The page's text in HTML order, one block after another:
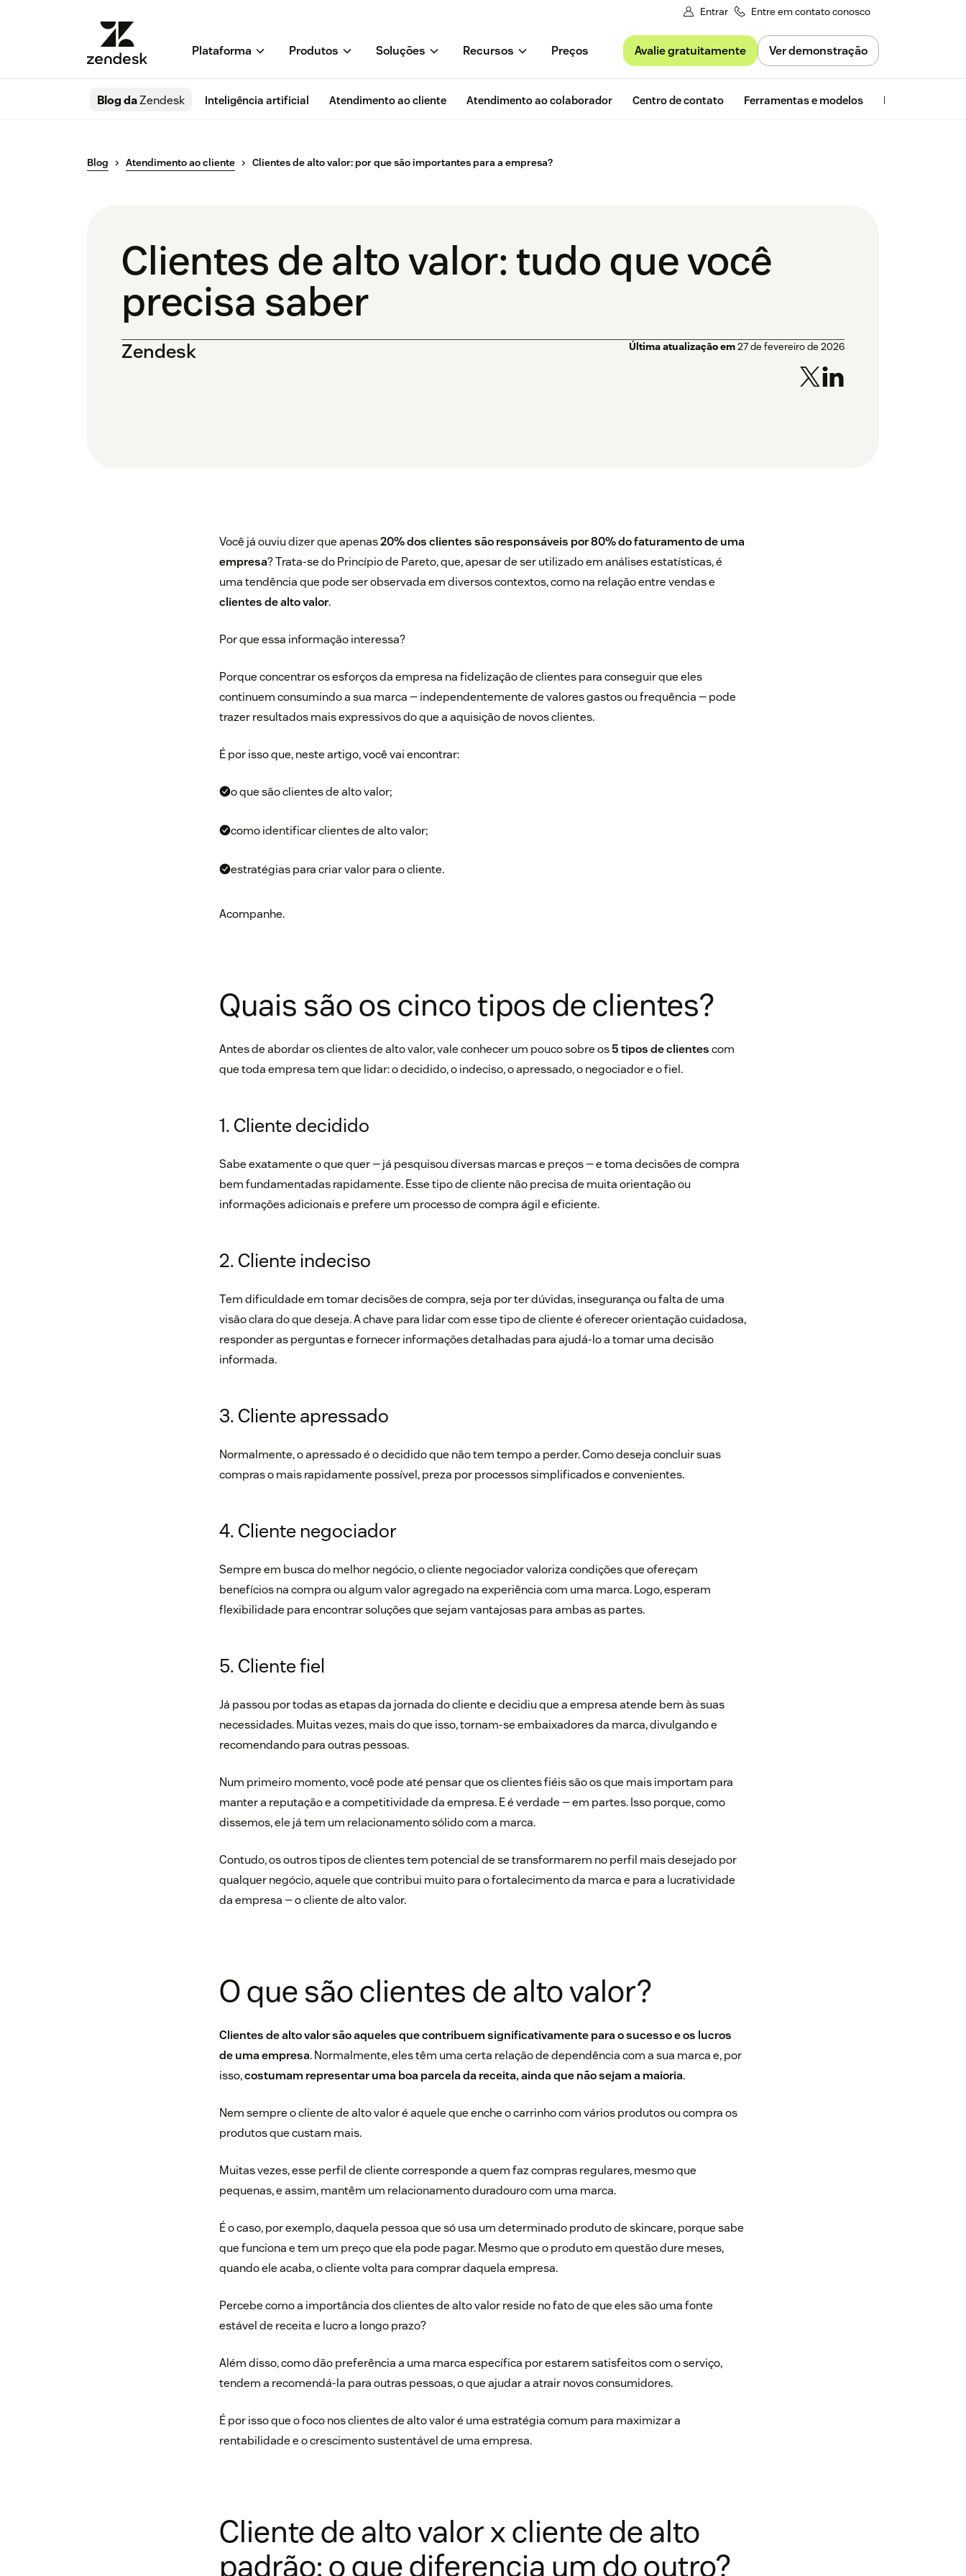
Entrar Entre em contato conosco
Plataforma Produtos Soluções Recursos Preços Avalie gratuitamente Ver demonstração
Blog daZendesk Inteligência artificial Atendimento ao cliente Atendimento ao colaborador Centro de contato Ferramentas e modelos Insights da
Blog Atendimento ao cliente Clientes de alto valor: por que são importantes para a empresa?
Clientes de alto valor: tudo que você
precisa saber
Zendesk Última atualização em27 de fevereiro de 2026
Você já ouviu dizer que apenas20% dos clientes são responsáveis por 80% do faturamento de uma
empresa? Trata-se doPrincípio de Pareto, que, apesar de ser utilizado em análises estatísticas, é
uma tendência que pode ser observada em diversos contextos, como na relação entre vendas e
clientes de alto valor.
Por que essa informação interessa?
Porque concentrar os esforços da empresa na fidelização de clientes para conseguir que eles
continuem consumindo a sua marca — independentemente de valores gastos ou frequência — pode
trazer resultados mais expressivos do que a aquisição de novos clientes.
É por isso que, neste artigo, você vai encontrar:
o que são clientes de alto valor;
como identificar clientes de alto valor;
estratégias para criar valor para o cliente.
Acompanhe.
Quais são os cinco tipos de clientes?
Antes de abordar os clientes de alto valor, vale conhecer um pouco sobre os5 tipos de clientescom
que toda empresa tem que lidar: o decidido, o indeciso, o apressado, o negociador e o fiel.
1. Cliente decidido
Sabe exatamente o que quer — já pesquisou diversas marcas e preços — e toma decisões de compra
bem fundamentadas rapidamente. Esse tipo de cliente não precisa de muita orientação ou
informações adicionais e prefere um processo de compra ágil e eficiente.
2. Cliente indeciso
Tem dificuldade em tomar decisões de compra, seja por ter dúvidas, insegurança ou falta de uma
visão clara do que deseja. A chave para lidar com esse tipo de cliente é oferecer orientação cuidadosa,
responder as perguntas e fornecer informações detalhadas para ajudá-lo a tomar uma decisão
informada.
3. Cliente apressado
Normalmente, o apressado é o decidido que não tem tempo a perder. Como deseja concluir suas
compras o mais rapidamente possível, preza por processos simplificados e convenientes.
4. Cliente negociador
Sempre em busca do melhor negócio, o cliente negociador valoriza condições que ofereçam
benefícios na compra ou algum valor agregado na experiência com uma marca. Logo, esperam
flexibilidade para encontrar soluções que sejam vantajosas para ambas as partes.
5. Cliente fiel
Já passou por todas as etapas da jornada do clientee decidiu que a empresa atende bem às suas
necessidades. Muitas vezes, mais do que isso, tornam-seembaixadores da marca, divulgando e
recomendando para outras pessoas.
Num primeiro momento, você pode até pensar que os clientes fiéis são os que mais importam para
manter a reputação e a competitividade da empresa. E é verdade — em partes. Isso porque, como
dissemos, ele já tem um relacionamento sólido com a marca.
Contudo, os outros tipos de clientes tem potencial de se transformarem no perfil mais desejado por
qualquer negócio, aquele que contribui muito para o fortalecimento da marca e para a lucratividade
da empresa — o cliente de alto valor.
O que são clientes de alto valor?
Clientes de alto valor são aqueles que contribuem significativamente para o sucesso e os lucros
de uma empresa. Normalmente, eles têm uma certa relação de dependência com a sua marca e, por
isso,costumam representar uma boa parcela da receita, ainda que não sejam a maioria.
Nem sempre o cliente de alto valor é aquele que enche o carrinho com vários produtos ou compra os
produtos que custam mais.
Muitas vezes, esse perfil de cliente corresponde a quem faz compras regulares, mesmo que
pequenas, e assim, mantêm um relacionamento duradouro com uma marca.
É o caso, por exemplo, daquela pessoa que só usa um determinado produto de skincare, porque sabe
que funciona e tem um preço que ela pode pagar. Mesmo que o produto em questão dure meses,
quando ele acaba, o cliente volta para comprar daquela empresa.
Percebe como a importância dos clientes de alto valor reside no fato de que eles são uma fonte
estável de receita e lucro a longo prazo?
Além disso, como dão preferência a uma marca específica por estarem satisfeitos com o serviço,
tendem a recomendá-la para outras pessoas, o que ajudar a atrair novos consumidores.
É por isso que ofoco nos clientesde alto valor é uma estratégia comum para maximizar a
rentabilidade e o crescimento sustentável de uma empresa.
Cliente de alto valor x cliente de alto
padrão: o que diferencia um do outro?